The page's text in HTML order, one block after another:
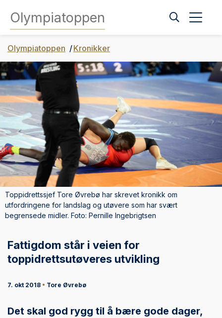
Olympiatoppen
Toppidrettssjef Tore Øvrebø har skrevet kronikk om
utfordringene for landslag og utøvere som har svært
begrensede midler. Foto: Pernille Ingebrigtsen
Olympiatoppen Kronikker
Fattigdom står i veien for
toppidrettsutøveres utvikling
7. okt 2018 • Tore Øvrebø
Det skal god rygg til å bære gode dager,